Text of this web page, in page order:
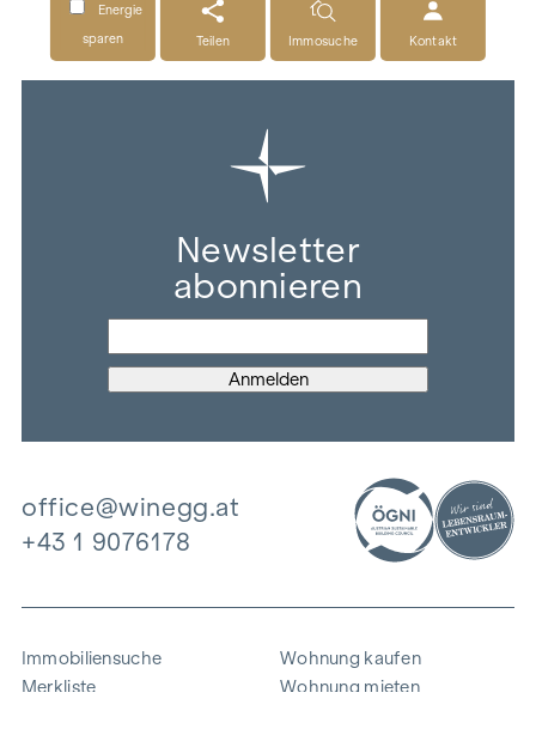
Energie
sparen
Teilen Immosuche Kontakt
Newsletter
abonnieren
office@winegg.at
+43 1 9076178
Immobiliensuche
Merkliste
Wohnung kaufen
Wohnung mieten